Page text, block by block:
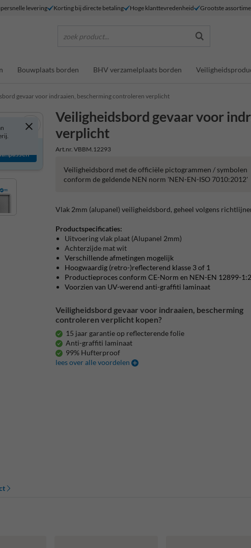
levering Korting bij directe betaling Hoge klanttevredenheid Grootste
zoek product...
Bouwplaats borden BHV verzamelplaats borden
gevaar voor indraaien, bescherming controleren verplicht
Veiligheidsbord gevaar voor
verplicht
Art.nr. VBBM.12293
Veiligheidsbord met de officiële pictogrammen / symbolen
conform de geldende NEN norm 'NEN-EN-ISO 7010:2012'
Vlak 2mm (alupanel) veiligheidsbord, geheel volgens
Productspecificaties:
Uitvoering vlak plaat (Alupanel 2mm)
Achterzijde mat wit
Verschillende afmetingen mogelijk
Hoogwaardig (retro-)reflecterend klasse 3 of 1
Productieproces conform CE-Norm en NEN-EN 12899-
Voorzien van UV-werend anti-graffiti laminaat
Veiligheidsbord gevaar voor indraaien, bescherming
controleren verplicht kopen?
15 jaar garantie op reflecterende folie
Anti-graffiti laminaat
99% Hufterproof
lees over alle voordelen